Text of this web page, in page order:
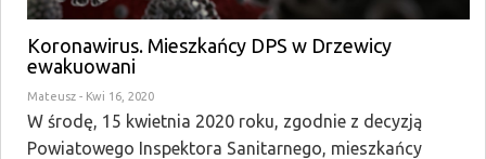
Koronawirus. Mieszkańcy DPS w Drzewicy
ewakuowani
Mateusz - Kwi 16, 2020
W środę, 15 kwietnia 2020 roku, zgodnie z decyzją
Powiatowego Inspektora Sanitarnego, mieszkańcy